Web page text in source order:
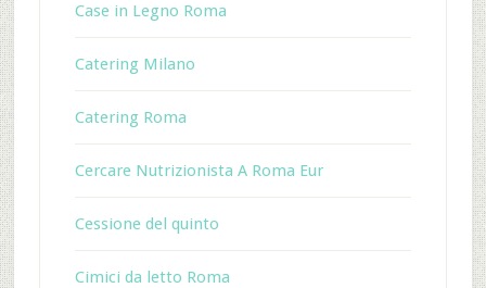
Case in Legno Roma
Catering Milano
Catering Roma
Cercare Nutrizionista A Roma Eur
Cessione del quinto
Cimici da letto Roma